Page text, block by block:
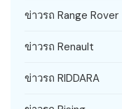
ข่าวรถ Range Rover
ข่าวรถ Renault
ข่าวรถ RIDDARA